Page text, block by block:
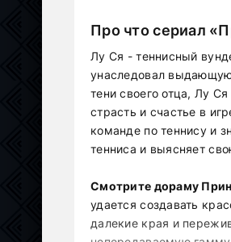
Про что сериал
Лу Ся - теннисный
унаследовал
тени своего отца, Лу
страсть и счастье в
команде по теннису и
тенниса и выясняет
Смотрите дораму
удается создавать
далекие края и